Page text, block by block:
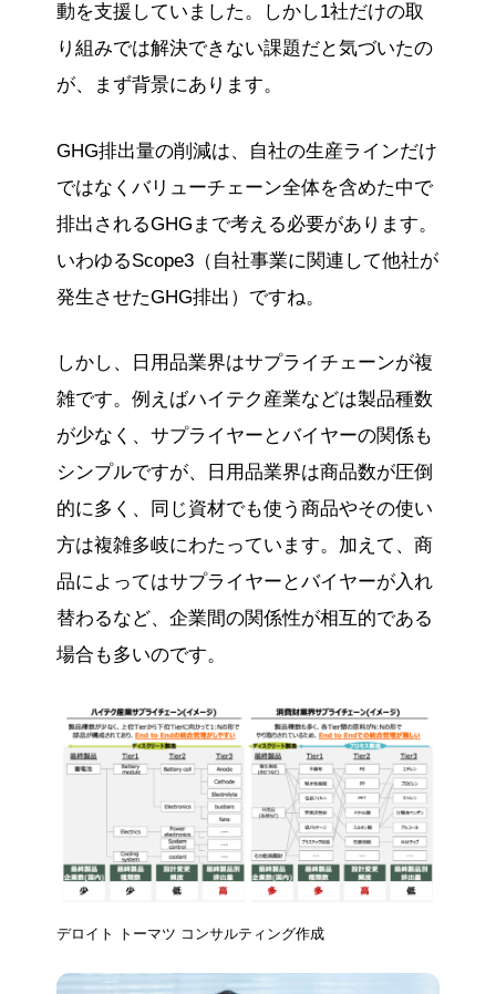
動を支援していました。しかし1社だけの取
り組みでは解決できない課題だと気づいたの
が、まず背景にあります。
GHG排出量の削減は、自社の生産ラインだけ
ではなくバリューチェーン全体を含めた中で
排出されるGHGまで考える必要があります。
いわゆるScope3（自社事業に関連して他社が
発生させたGHG排出）ですね。
しかし、日用品業界はサプライチェーンが複
雑です。例えばハイテク産業などは製品種数
が少なく、サプライヤーとバイヤーの関係も
シンプルですが、日用品業界は商品数が圧倒
的に多く、同じ資材でも使う商品やその使い
方は複雑多岐にわたっています。加えて、商
品によってはサプライヤーとバイヤーが入れ
替わるなど、企業間の関係性が相互的である
場合も多いのです。
デロイト トーマツ コンサルティング作成